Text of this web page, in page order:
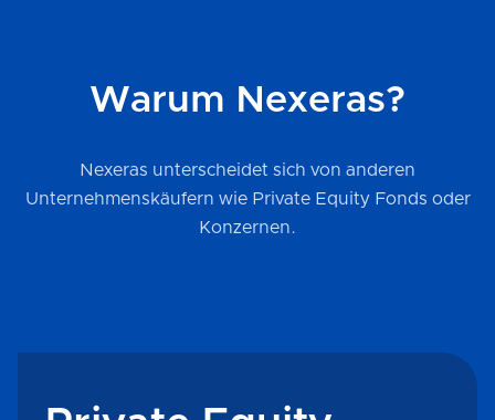
Warum Nexeras?
Nexeras unterscheidet sich von anderen
Unternehmenskäufern wie Private Equity Fonds oder
Konzernen.